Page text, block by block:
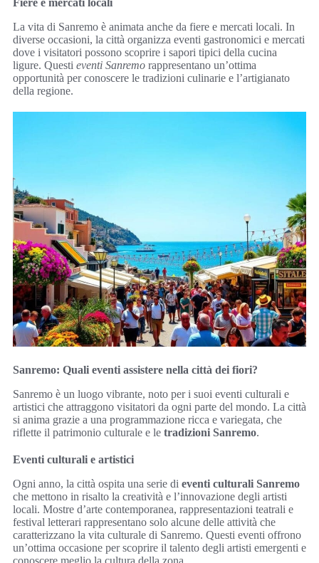
Fiere e mercati locali
La vita di Sanremo è animata anche da fiere e mercati locali. In
diverse occasioni, la città organizza eventi gastronomici e mercati
dove i visitatori possono scoprire i sapori tipici della cucina
ligure. Questi eventi Sanremo rappresentano un’ottima
opportunità per conoscere le tradizioni culinarie e l’artigianato
della regione.
Sanremo: Quali eventi assistere nella città dei fiori?
Sanremo è un luogo vibrante, noto per i suoi eventi culturali e
artistici che attraggono visitatori da ogni parte del mondo. La città
si anima grazie a una programmazione ricca e variegata, che
riflette il patrimonio culturale e le tradizioni Sanremo.
Eventi culturali e artistici
Ogni anno, la città ospita una serie di eventi culturali Sanremo
che mettono in risalto la creatività e l’innovazione degli artisti
locali. Mostre d’arte contemporanea, rappresentazioni teatrali e
festival letterari rappresentano solo alcune delle attività che
caratterizzano la vita culturale di Sanremo. Questi eventi offrono
un’ottima occasione per scoprire il talento degli artisti emergenti e
conoscere meglio la cultura della zona.